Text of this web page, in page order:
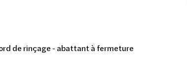
de rinçage - abattant à fermeture